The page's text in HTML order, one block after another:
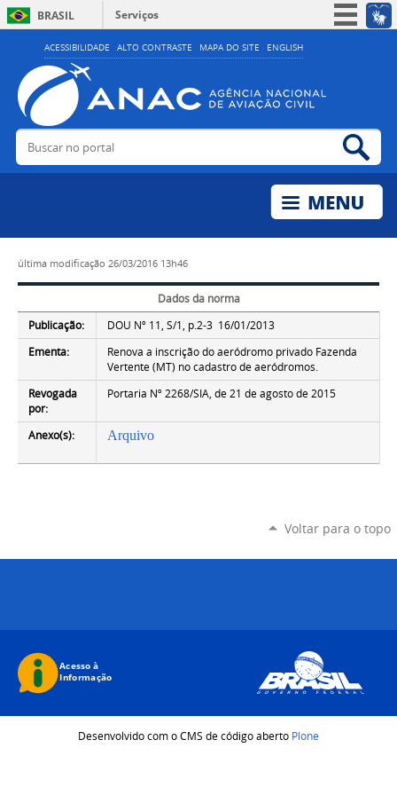
ACESSIBILIDADE ALTO CONTRASTE MAPA DO SITE ENGLISH
BRASIL
Serviços
Simplifique!
Acesso à informação
Legislação
Buscar no portal
última modificação 26/03/2016 13h46
Dados da norma
Publicação:
DOU Nº 11, S/1, p.2-3 16/01/2013
Ementa:
Renova a inscrição do aeródromo privado Fazenda
Vertente (MT) no cadastro de aeródromos.
Revogada
por:
Portaria Nº 2268/SIA, de 21 de agosto de 2015
Anexo(s): Arquivo
Voltar para o topo
Desenvolvido com o CMS de código aberto Plone